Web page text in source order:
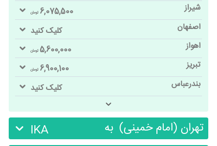
شیراز 6,075,500 تومان
اصفهان
کلیک کنید
اهواز
5,600,000تومان
تبریز 6,900,100 تومان
بندرعباس کلیک کنید
تهران (امام خمینی) به
IKA